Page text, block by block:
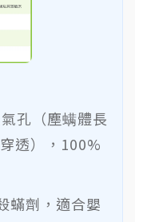
孔（塵螨體長
透），100%
蟎劑，適合嬰